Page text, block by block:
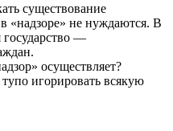
существование
«надзоре» не нуждаются. В
государство —
осуществляет?
игорировать всякую